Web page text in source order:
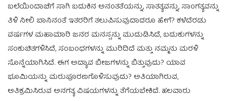
ಬಲೆಯಿಂದಾಚೆಗೆ ಸಾಗಿ ಬದುಕಿನ ಅನಂತತೆಯನ್ನು, ಸಾತತ್ಯವನ್ನು, ಸಾಂಗತ್ಯವನ್ನು
ತಿಳಿ ನೀಲಿ ಬಾನಿನಂತೆ ಇತರರಿಗೆ ತಲುಪಿಸುವುದಾದರೂ ಹೇಗೆ? ಕಳೆದೆರಡು
ವರ್ಷಗಳ ಮಹಾಮಾರಿ ಜನರ ಮನಸ್ಸನ್ನು ಮುದುಡಿಸಿದೆ, ಬದುಕುಗಳನ್ನು
ಸಂಕುಚಿತಗಳಿಸಿದೆ, ಸಂಬಂಧಗಳನ್ನು ಮುರಿದಿದೆ ಮತ್ತು ನಮ್ಮನು ಮರಳಿ
ಸೊನ್ನೆಯಾಗಿಸಿದೆ. ಈಗ ಅದ್ಯಾವ ಬೀಜಗಳನ್ನು ಬಿತ್ತುವುದು? ಯಾವ
ಭೂಮಿಯನ್ನು ಮರುಪೂರಣಗೊಳಿಸುವುದು? ಅತಿಯಾಗಿರುವ,
ಅತಿಕ್ರಮಿಸಿರುವ ಅನಗತ್ಯ ವಿಷಯಗಳನ್ನು ತೆಗೆಯಬೇಕಿದೆ. ಹಲವಾರು